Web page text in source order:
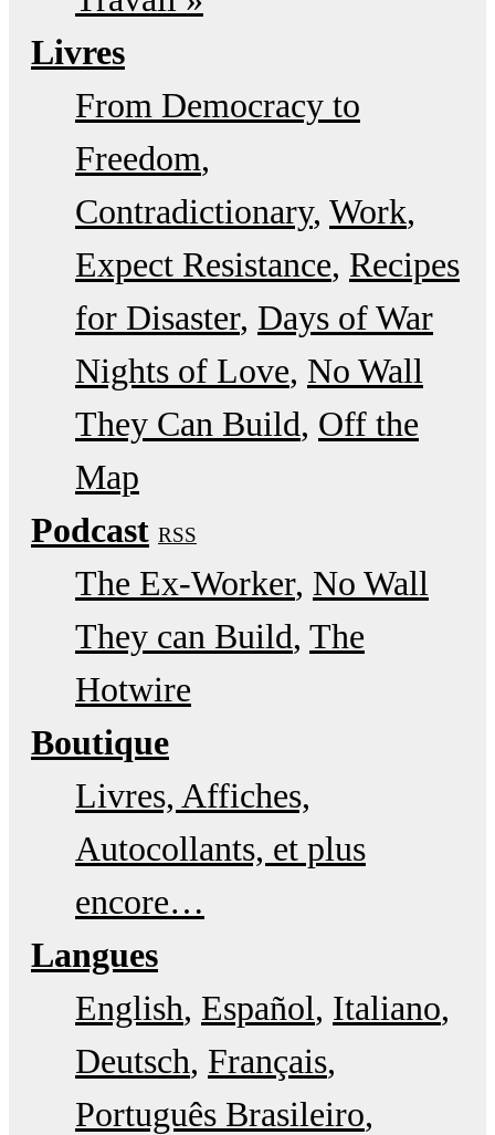
Livres
From Democracy to
Freedom
Contradictionary Work
Expect Resistance Recipes
for Disaster Days of War
Nights of Love No Wall
They Can Build Off the
Map
Podcast RSS
The Ex-Worker No Wall
They can Build The
Hotwire
Boutique
Livres, Affiches,
Autocollants, et plus
encore…
Langues
English Español Italiano
Deutsch Français
Português Brasileiro